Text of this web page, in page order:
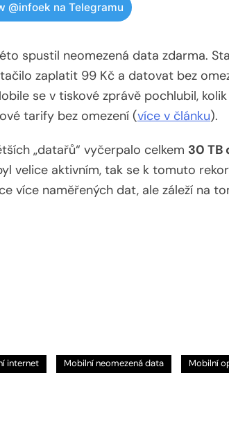
@infoek na Telegramu
spustil neomezená data zdarma.
zaplatit 99 Kč a datovat bez
se v tiskové zprávě pochlubil,
tarify bez omezení (více v článku).
„datařů“ vyčerpalo celkem 30 TB
velice aktivním, tak se k tomuto
více naměřených dat, ale záleží na
internet Mobilní neomezená data Mobilní